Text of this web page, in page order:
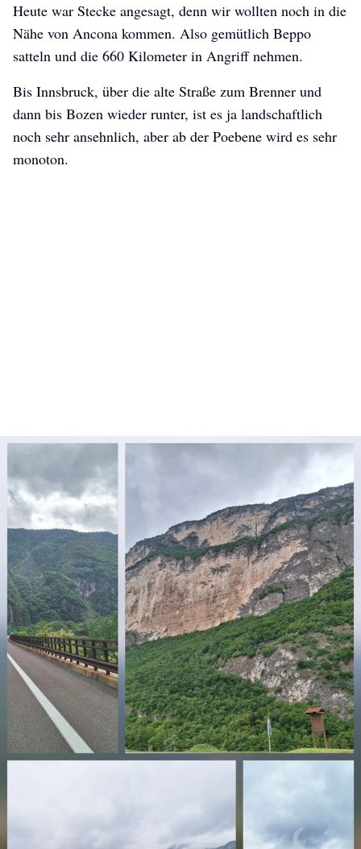
Heute war Stecke angesagt, denn wir wollten noch in die
Nähe von Ancona kommen. Also gemütlich Beppo
satteln und die 660 Kilometer in Angriff nehmen.
Bis Innsbruck, über die alte Straße zum Brenner und
dann bis Bozen wieder runter, ist es ja landschaftlich
noch sehr ansehnlich, aber ab der Poebene wird es sehr
monoton.